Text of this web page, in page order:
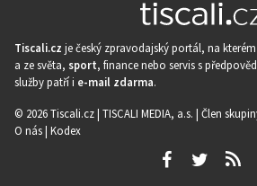
Tiscali.cz je český zpravodajský portál, na
a ze světa, sport, finance nebo servis s
služby patří i e-mail zdarma.
© 2026 Tiscali.cz | TISCALI MEDIA, a.s. | Člen
O nás| Kodex